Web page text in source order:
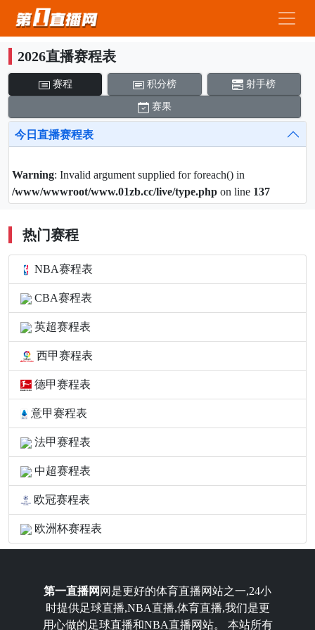
2026直播赛程表
赛程 积分榜 射手榜
赛果
今日直播赛程表
Warning: Invalid argument supplied for foreach() in
/www/wwwroot/www.01zb.cc/live/type.php on line 137
热门赛程
NBA赛程表
CBA赛程表
英超赛程表
西甲赛程表
德甲赛程表
意甲赛程表
法甲赛程表
中超赛程表
欧冠赛程表
欧洲杯赛程表
第一直播网 网是更好的体育直播网站之一,24小
时提供足球直播,NBA直播,体育直播,我们是更
用心做的足球直播和NBA直播网站。 本站所有